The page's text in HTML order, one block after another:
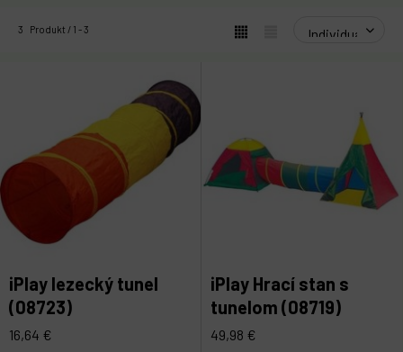
3 Produkt 1 3
iPlay lezecký tunel
(08723)
16,64 €
iPlay Hrací stan s
tunelom (08719)
49,98 €